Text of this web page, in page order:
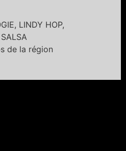
LINDY HOP,
de la région